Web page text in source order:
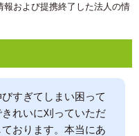
および提携終了した法人の情
すぎてしまい困って
れいに刈っていただ
おります。本当にあ